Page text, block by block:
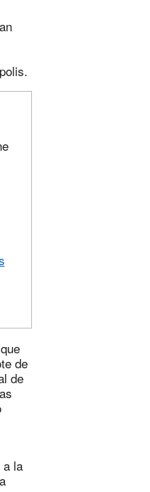
de
de
a la